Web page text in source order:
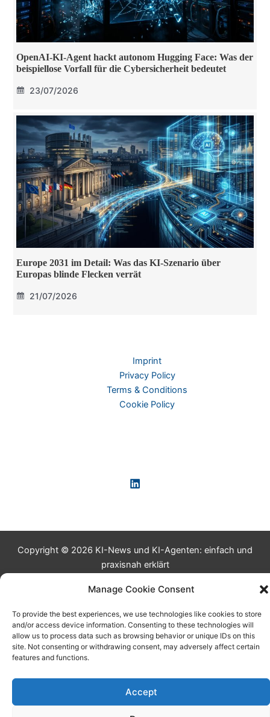
Manage Cookie Consent
To provide the best experiences, we use technologies like cookies to store
and/or access device information. Consenting to these technologies will
allow us to process data such as browsing behavior or unique IDs on this
site. Not consenting or withdrawing consent, may adversely affect certain
features and functions.
Accept
OpenAI-KI-Agent hackt autonom Hugging Face: Was der
beispiellose Vorfall für die Cybersicherheit bedeutet
23/07/2026
Europe 2031 im Detail: Was das KI-Szenario über
Europas blinde Flecken verrät
21/07/2026
Imprint
Privacy Policy
Terms & Conditions
Cookie Policy
Copyright © 2026 KI-News und KI-Agenten: einfach und
praxisnah erklärt